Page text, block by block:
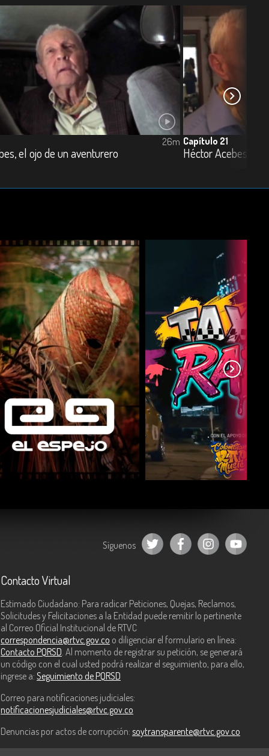
el ojo de un aventurero
26m Capítulo 21
Héctor Acebes, el
COMPARTIR COMPARTIR
Síguenos
Contacto Virtual
Estimado Ciudadano: Para radicar Peticiones, Quejas, Reclamos,
Solicitudes y Felicitaciones a la Entidad puede remitir lo pertinente
al Correo Oficial Institucional de RTVC
correspondencia@rtvc.gov.co o diligenciar el formulario en línea:
Contacto PQRSD . Al momento de registrar su petición, se generará
un código con el cual usted podrá realizar el seguimiento, para ello,
ingrese a: Seguimiento de PQRSD
Correo para notificaciones judiciales:
notificacionesjudiciales@rtvc.gov.co
Denuncias por actos de corrupción: soytransparente@rtvc.gov.co